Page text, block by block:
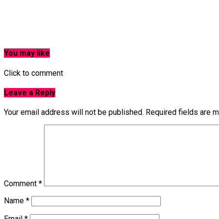
You may like
Click to comment
Leave a Reply
Your email address will not be published. Required fields are
Comment *
Name *